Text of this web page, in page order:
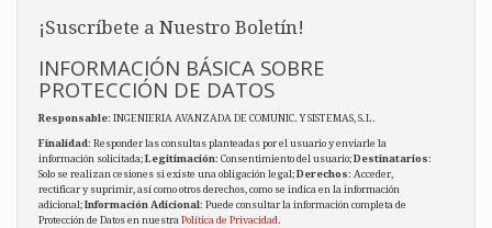
¡Suscríbete a Nuestro Boletín!
INFORMACIÓN BÁSICA SOBRE
PROTECCIÓN DE DATOS
Responsable: INGENIERIA AVANZADA DE COMUNIC. Y SISTEMAS, S.L.
Finalidad: Responder las consultas planteadas por el usuario y enviarle la
información solicitada;Legitimación: Consentimiento del usuario;Destinatarios:
Solo se realizan cesiones si existe una obligación legal;Derechos: Acceder,
rectificar y suprimir, así como otros derechos, como se indica en la información
adicional;Información Adicional: Puede consultar la información completa de
Protección de Datos en nuestra Política de Privacidad.